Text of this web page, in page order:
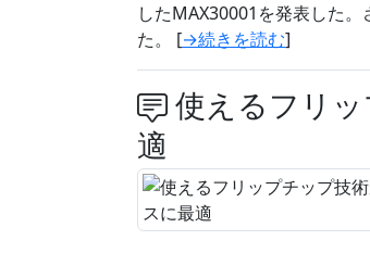
したMAX30001を発表した
た。 [→続きを読む]
使えるフリ
適